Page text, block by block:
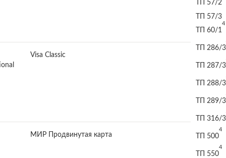
ТП 57/2
ТП 57/3
ТП 60/1
4
ТП 286/3
ТП 287/3
ТП 288/3
ТП 289/3
ТП 316/3
ТП 500
4
ТП 550
4
Visa Classic
МИР Продвинутая карта